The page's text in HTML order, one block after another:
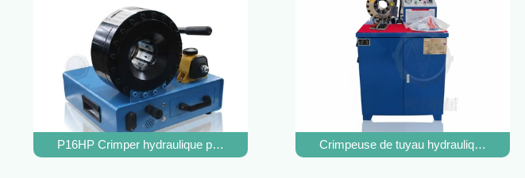
P16HP Crimper hydraulique portable de tuyau avec une force de crimping de 150T et une
Crimpeuse de tuyau hydraulique haute